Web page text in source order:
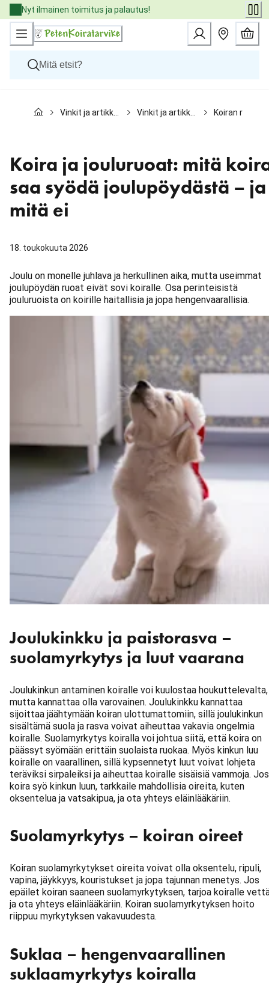
Skip
to
Content
Nyt ilmainen toimitus ja palautus!
Kissat
Uutuudet
Tarjoukset
Palvelut
Koiran
Koira ja jouluruoat: mitä
saa syödä joulupöydästä – ja
mitä ei
18. toukokuuta 2026
Joulu on monelle juhlava ja herkullinen aika, mutta useimmat
joulupöydän ruoat eivät sovi koiralle. Osa perinteisistä
jouluruoista on koirille haitallisia ja jopa hengenvaarallisia.
Joulukinkku ja paistorasva –
suolamyrkytys ja luut vaarana
Joulukinkun antaminen koiralle voi kuulostaa houkuttelevalta,
mutta kannattaa olla varovainen. Joulukinkku kannattaa
sijoittaa jäähtymään koiran ulottumattomiin, sillä joulukinkun
sisältämä suola ja rasva voivat aiheuttaa vakavia ongelmia
koiralle. Suolamyrkytys koiralla voi johtua siitä, että koira on
päässyt syömään erittäin suolaista ruokaa. Myös kinkun luu
koiralle on vaarallinen, sillä kypsennetyt luut voivat lohjeta
teräviksi sirpaleiksi ja aiheuttaa koiralle sisäisiä vammoja. Jos
koira syö kinkun luun, tarkkaile mahdollisia oireita, kuten
oksentelua ja vatsakipua, ja ota yhteys eläinlääkäriin.
Suolamyrkytys – koiran oireet
Koiran suolamyrkytykset oireita voivat olla oksentelu, ripuli,
vapina, jäykkyys, kouristukset ja jopa tajunnan menetys. Jos
epäilet koiran saaneen suolamyrkytyksen, tarjoa koiralle
ja ota yhteys eläinlääkäriin. Koiran suolamyrkytyksen hoito
riippuu myrkytyksen vakavuudesta.
Suklaa – hengenvaarallinen
suklaamyrkytys koiralla